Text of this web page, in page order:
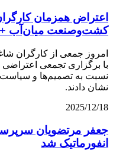
اعتراض همزمان
کشت‌وصنعت میان‌آب +
امروز جمعی از کارگران
با برگزاری تجمعی
نسبت به تصمیم‌ها و
نشان دادند.
2025/12/18
جعفر مرتضویان
انفورماتیک شد